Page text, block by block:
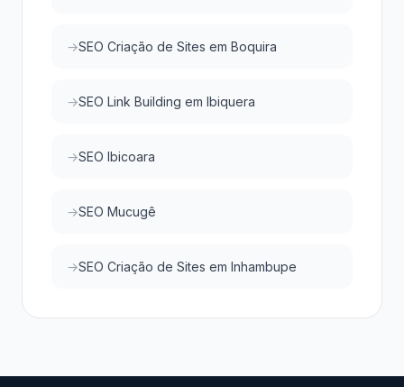
SEO Criação de Sites em Boquira
SEO Link Building em Ibiquera
SEO Ibicoara
SEO Mucugê
SEO Criação de Sites em Inhambupe